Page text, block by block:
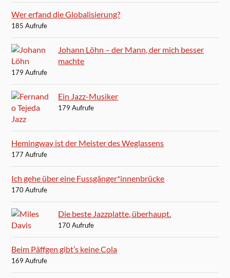
Wer erfand die Globalisierung?
185 Aufrufe
Johann Löhn – der Mann, der mich besser
machte
179 Aufrufe
Ein Jazz-Musiker
179 Aufrufe
Hemingway ist der Meister des Weglassens
177 Aufrufe
Ich gehe über eine Fussgänger*innenbrücke
170 Aufrufe
Die beste Jazzplatte, überhaupt.
170 Aufrufe
Beim Päffgen gibt’s keine Cola
169 Aufrufe